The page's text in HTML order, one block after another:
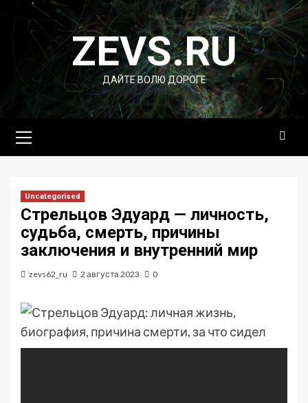
Перейти
содержимомуZEVS.RU
ДАЙТЕ ВОЛЮ ДОРОГЕ
меню
Uncategorised
Стрельцов Эдуард — личность,
судьба, смерть, причины
заключения и внутренний мир
zevs62_ru 2 августа 2023 0